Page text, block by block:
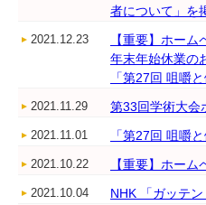
者について」を
2021.12.23
【重要】ホー
年末年始休業の
「第27回 咀嚼
2021.11.29 第33回学術大会
2021.11.01 「第27回 咀嚼
2021.10.22 【重要】ホー
2021.10.04 NHK 「ガッテ